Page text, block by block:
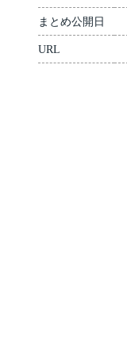
まとめ公開日
URL